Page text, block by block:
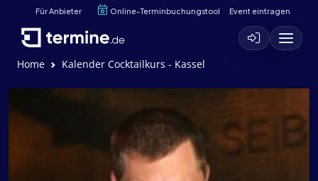
Für Anbieter Online-Terminbuchungstool Event eintragen
Home Kalender Cocktailkurs - Kassel